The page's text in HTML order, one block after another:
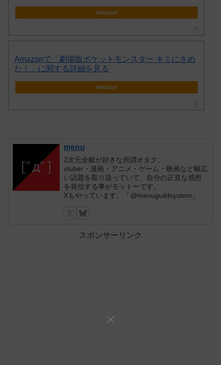
Amazon
Amazonで「劇場版ポケットモンスター キミにきめ
た！」に関する詳細を見る
Amazon
menu
2次元全般が好きな所謂オタク。
vtuber・漫画・アニメ・ゲーム・映画など幅広
い話題を取り扱っていて、自分の正直な感想
を発信する事がモットーです。
Xもやっています。「@menuguildsystem」
スポンサーリンク